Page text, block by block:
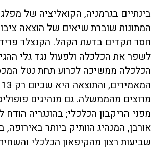
בינתיים בגרמניה, הקואליציה של
המתונות שוברת שיאים של הוצאה
חסר תקדים בדעת הקהל. הקנצלר
לשפר את הכלכלה ולפעול נגד גלי
הכלכלה ממשיכה לכרוע תחת נטל
מרוצים מהממשלה. גם מנהיגים
מפני הריקבון הכלכלי; בהונגריה הודח
אורבן, המנהיג הוותיק ביותר
שביעות רצון מהקיפאון הכלכלי